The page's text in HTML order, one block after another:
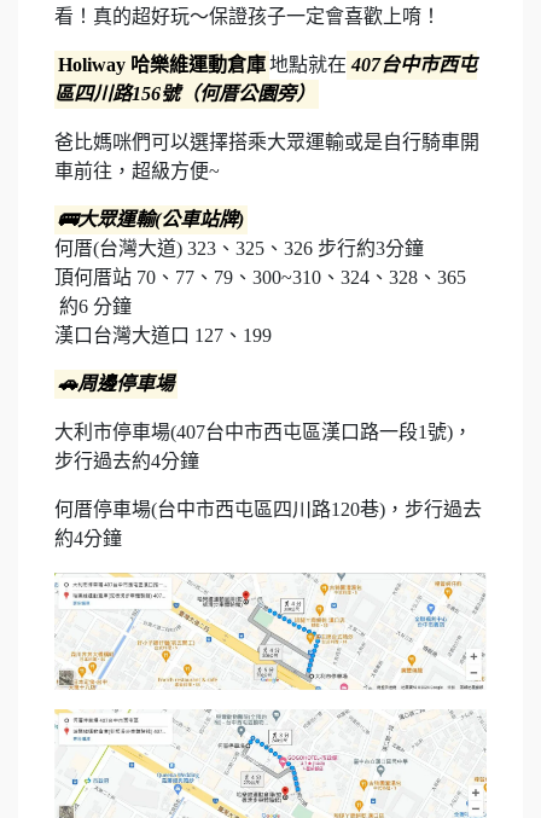
看！真的超好玩～保證孩子一定會喜歡上唷！
Holiway 哈樂維運動倉庫地點就在 407台中市西屯
區四川路156號（何厝公園旁）
爸比媽咪們可以選擇搭乘大眾運輸或是自行騎車開
車前往，超級方便~
🚌大眾運輸(公車站牌)
何厝(台灣大道) 323、325、326 步行約3分鐘
頂何厝站 70、77、79、300~310、324、328、365
約6 分鐘
漢口台灣大道口 127、199
🚗周邊停車場
大利市停車場(407台中市西屯區漢口路一段1號)，
步行過去約4分鐘
何厝停車場(台中市西屯區四川路120巷)，步行過去
約4分鐘